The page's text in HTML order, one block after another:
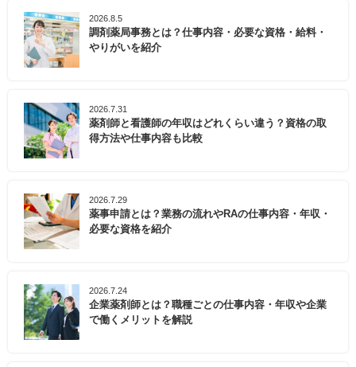
2026.8.5
調剤薬局事務とは？仕事内容・必要な資格・給料・
やりがいを紹介
2026.7.31
薬剤師と看護師の年収はどれくらい違う？資格の取
得方法や仕事内容も比較
2026.7.29
薬事申請とは？業務の流れやRAの仕事内容・年収・
必要な資格を紹介
2026.7.24
企業薬剤師とは？職種ごとの仕事内容・年収や企業
で働くメリットを解説